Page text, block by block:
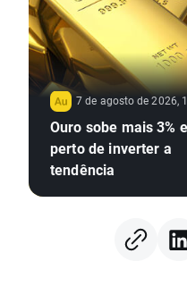
7 de agosto de 2026,
Ouro sobe mais 3%
perto de inverter a
tendência